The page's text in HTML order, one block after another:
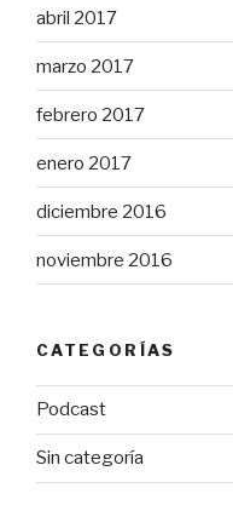
abril 2017
marzo 2017
febrero 2017
enero 2017
diciembre 2016
noviembre 2016
CATEGORÍAS
Podcast
Sin categoría